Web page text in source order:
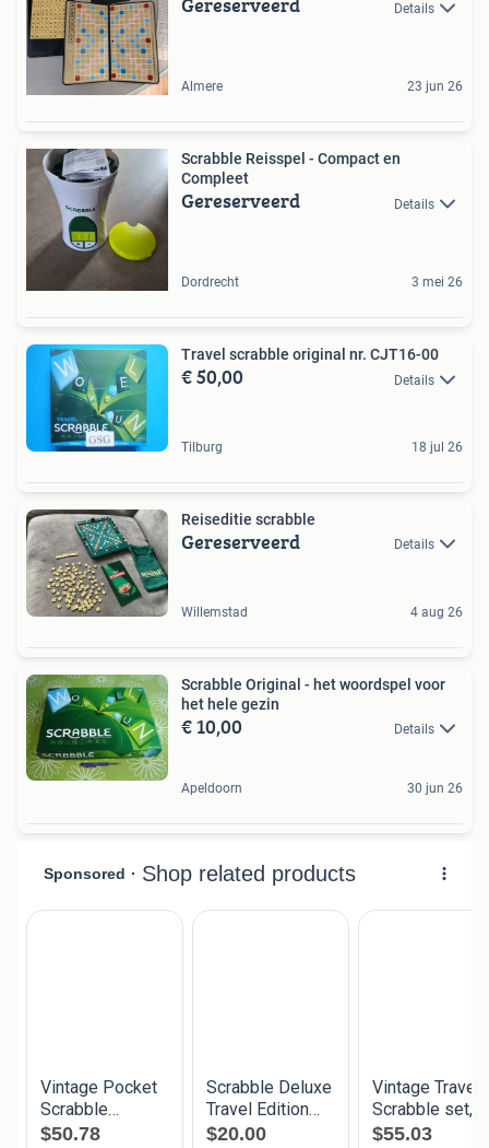
Details
Almere 23 jun 26
Scrabble Reisspel - Compact en
Compleet
Gereserveerd Details
Dordrecht 3 mei 26
Travel scrabble original nr. CJT16-00
€ 50,00 Details
Tilburg 18 jul 26
Reiseditie scrabble
Gereserveerd Details
Willemstad 4 aug 26
Scrabble Original - het woordspel voor
het hele gezin
€ 10,00 Details
Apeldoorn 30 jun 26